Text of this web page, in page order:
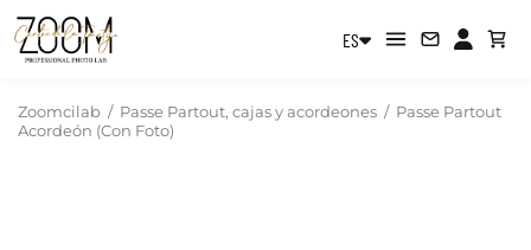
ES
Zoomcilab / Passe Partout, cajas y acordeones / Passe Partout
Acordeón (Con Foto)